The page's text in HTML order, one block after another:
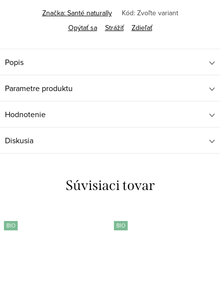
Značka: Santé naturally Kód: Zvoľte variant
Opýtať sa
Strážiť Zdieľať
Popis
Parametre produktu
Hodnotenie
Diskusia
Súvisiaci tovar
BIO BIO